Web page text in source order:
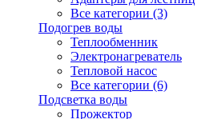
Все категории (3)
Подогрев воды
Теплообменник
Электронагреватель
Тепловой насос
Все категории (6)
Подсветка воды
Прожектор